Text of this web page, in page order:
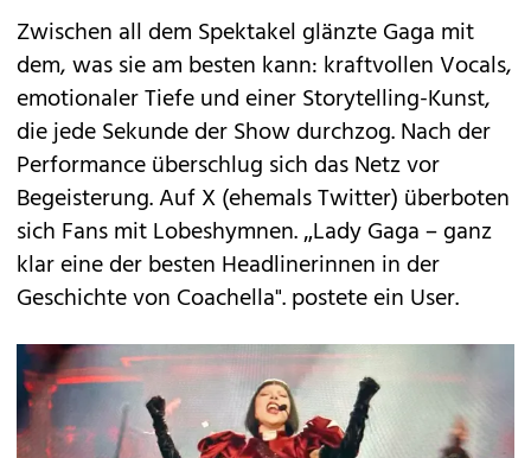
Zwischen all dem Spektakel glänzte Gaga mit
dem, was sie am besten kann: kraftvollen Vocals,
emotionaler Tiefe und einer Storytelling-Kunst,
die jede Sekunde der Show durchzog. Nach der
Performance überschlug sich das Netz vor
Begeisterung. Auf X (ehemals Twitter) überboten
sich Fans mit Lobeshymnen. „Lady Gaga – ganz
klar eine der besten Headlinerinnen in der
Geschichte von Coachella". postete ein User.